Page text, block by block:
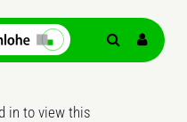
in to view this